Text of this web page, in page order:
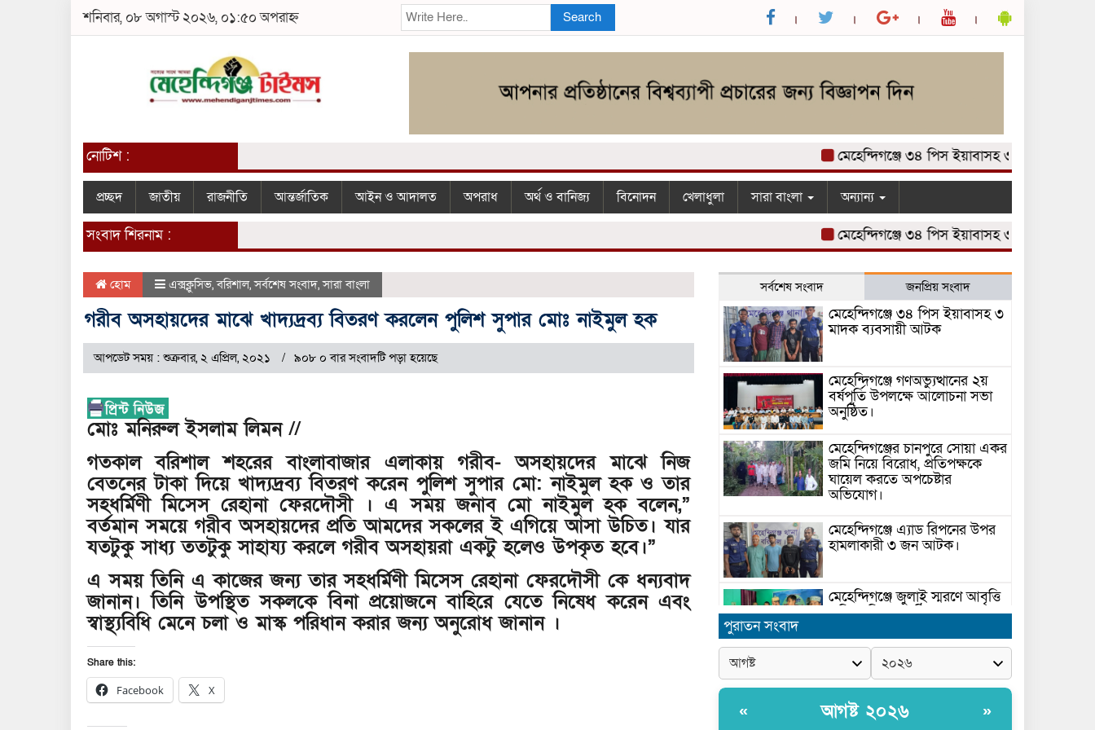
শনিবার, ০৮ অগাস্ট ২০২৬, ০১:৫০ অপরাহ্ন Search
নোটিশ : মেহেন্দিগঞ্জে ৩৪ পিস ইয়াবাসহ ৩ মাদক ব্যবসায়ী
প্রচ্ছদ জাতীয় রাজনীতি আন্তর্জাতিক আইন ও আদালত অপরাধ অর্থ ও বানিজ্য বিনোদন খেলাধুলা সারা বাংলা অন্যান্য
সংবাদ শিরনাম : মেহেন্দিগঞ্জে ৩৪ পিস ইয়াবাসহ ৩ মাদক ব্যবসায়ী
হোম এক্সক্লুসিভ,বরিশাল,সর্বশেষ সংবাদ,সারা বাংলা
গরীব অসহায়দের মাঝে খাদ্যদ্রব্য বিতরণ করলেন পুলিশ সুপার মোঃ নাইমুল হক
আপডেট সময় : শুক্রবার, ২ এপ্রিল, ২০২১ ৯০৮ ০ বার সংবাদটি পড়া হয়েছে
মোঃ মনিরুল ইসলাম লিমন //
গতকাল বরিশাল শহরের বাংলাবাজার এলাকায় গরীব- অসহায়দের মাঝে নিজ
বেতনের টাকা দিয়ে খাদ্যদ্রব্য বিতরণ করেন পুলিশ সুপার মো: নাইমুল হক ও তার
সহধর্মিণী মিসেস রেহানা ফেরদৌসী । এ সময় জনাব মো নাইমুল হক বলেন,”
বর্তমান সময়ে গরীব অসহায়দের প্রতি আমদের সকলের ই এগিয়ে আসা উচিত। যার
যতটুকু সাধ্য ততটুকু সাহায্য করলে গরীব অসহায়রা একটু হলেও উপকৃত হবে।”
এ সময় তিনি এ কাজের জন্য তার সহধর্মিণী মিসেস রেহানা ফেরদৌসী কে ধন্যবাদ
জানান। তিনি উপস্থিত সকলকে বিনা প্রয়োজনে বাহিরে যেতে নিষেধ করেন এবং
স্বাস্থ্যবিধি মেনে চলা ও মাস্ক পরিধান করার জন্য অনুরোধ জানান ।
Share this:
Facebook X
সর্বশেষ সংবাদ জনপ্রিয় সংবাদ
মেহেন্দিগঞ্জে ৩৪ পিস ইয়াবাসহ ৩
মাদক ব্যবসায়ী আটক
মেহেন্দিগঞ্জে গণঅভ্যুত্থানের ২য়
বর্ষপূর্তি উপলক্ষে আলোচনা সভা
অনুষ্ঠিত।
মেহেন্দিগঞ্জের চানপুরে সোয়া একর
জমি নিয়ে বিরোধ, প্রতিপক্ষকে
ঘায়েল করতে অপচেষ্টার
অভিযোগ।
মেহেন্দিগঞ্জে এ্যাড রিপনের উপর
হামলাকারী ৩ জন আটক।
মেহেন্দিগঞ্জে জুলাই স্মরণে আবৃত্তি
প্রতিযোগিতা অনুষ্ঠিত।
সরকার ঘোষিত ফ্যামিলি কার্ড
সংক্রান্ত মাঠ পর্যায়ে তথ্য সংগ্রহে
মাঠকর্মীদের স্বচ্ছতা নিশ্চিত করনে
ধারনা প্রদান করেন নৌপরিবহন প্রতিমন্ত্রী রাজিব
পুরাতন সংবাদ
« আগষ্ট ২০২৬ »